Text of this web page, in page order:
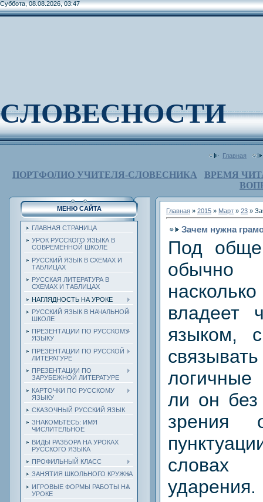
Суббота, 08.08.2026, 03:47
СЛОВЕСНОСТИ
Главная
ПОРТФОЛИО УЧИТЕЛЯ-СЛОВЕСНИКА
ВРЕМЯ
МЕНЮ САЙТА
ГЛАВНАЯ СТРАНИЦА
УРОК РУССКОГО ЯЗЫКА В
СОВРЕМЕННОЙ ШКОЛЕ
РУССКИЙ ЯЗЫК В СХЕМАХ И
ТАБЛИЦАХ
РУССКАЯ ЛИТЕРАТУРА В
СХЕМАХ И ТАБЛИЦАХ
НАГЛЯДНОСТЬ НА УРОКЕ
РУССКИЙ ЯЗЫК В НАЧАЛЬНОЙ
ШКОЛЕ
ПРЕЗЕНТАЦИИ ПО РУССКОМУ
ЯЗЫКУ
ПРЕЗЕНТАЦИИ ПО РУССКОЙ
ЛИТЕРАТУРЕ
ПРЕЗЕНТАЦИИ ПО
ЗАРУБЕЖНОЙ ЛИТЕРАТУРЕ
КАРТОЧКИ ПО РУССКОМУ
ЯЗЫКУ
СКАЗОЧНЫЙ РУССКИЙ ЯЗЫК
ЗНАКОМЬТЕСЬ: ИМЯ
ЧИСЛИТЕЛЬНОЕ
ВИДЫ РАЗБОРА НА УРОКАХ
РУССКОГО ЯЗЫКА
ПРОФИЛЬНЫЙ КЛАСС
ЗАНЯТИЯ ШКОЛЬНОГО КРУЖКА
ИГРОВЫЕ ФОРМЫ РАБОТЫ НА
УРОКЕ
Главная » 2015 » Март » 23 »
Зачем нужна
Под
обычно
владеет
языком,
ли он без
зрения
словах
ударения.